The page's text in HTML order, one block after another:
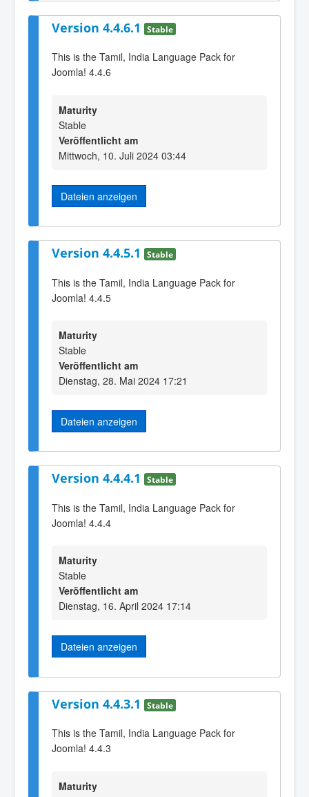
Version 4.4.6.1 Stable
This is the Tamil, India Language Pack for
Joomla! 4.4.6
Maturity
Stable
Veröffentlicht am
Mittwoch, 10. Juli 2024 03:44
Dateien anzeigen
Version 4.4.5.1 Stable
This is the Tamil, India Language Pack for
Joomla! 4.4.5
Maturity
Stable
Veröffentlicht am
Dienstag, 28. Mai 2024 17:21
Dateien anzeigen
Version 4.4.4.1 Stable
This is the Tamil, India Language Pack for
Joomla! 4.4.4
Maturity
Stable
Veröffentlicht am
Dienstag, 16. April 2024 17:14
Dateien anzeigen
Version 4.4.3.1 Stable
This is the Tamil, India Language Pack for
Joomla! 4.4.3
Maturity